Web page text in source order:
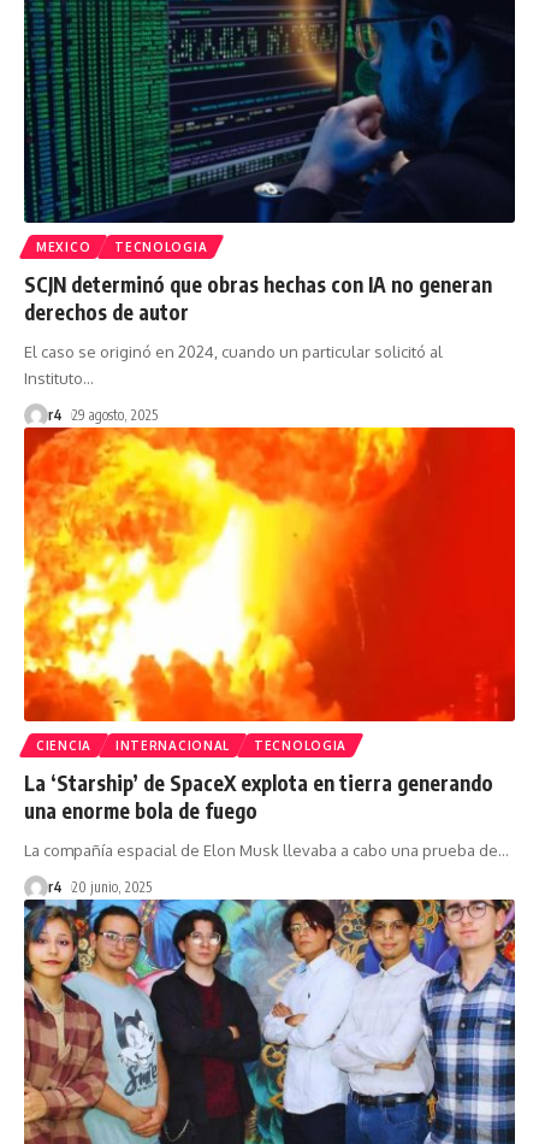
MEXICO TECNOLOGIA
SCJN determinó que obras hechas con IA no generan
derechos de autor
El caso se originó en 2024, cuando un particular solicitó al
Instituto…
r4 29 agosto, 2025
CIENCIA INTERNACIONAL TECNOLOGIA
La ‘Starship’ de SpaceX explota en tierra generando
una enorme bola de fuego
La compañía espacial de Elon Musk llevaba a cabo una prueba de…
r4 20 junio, 2025